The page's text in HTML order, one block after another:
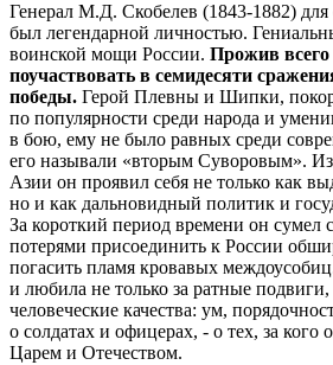
Генерал М.Д. Скобелев (1843-1882) для
был легендарной личностью.
воинской мощи России. Прожив всего
поучаствовать в семидесяти
победы. Герой Плевны и Шипки,
по популярности среди народа и
в бою, ему не было равных среди
его называли «вторым Суворовым».
Азии он проявил себя не только как
но и как дальновидный политик и
За короткий период времени он
потерями присоединить к России
погасить пламя кровавых
и любила не только за ратные
человеческие качества: ум,
о солдатах и офицерах, - о тех, за кого
Царем и Отечеством.